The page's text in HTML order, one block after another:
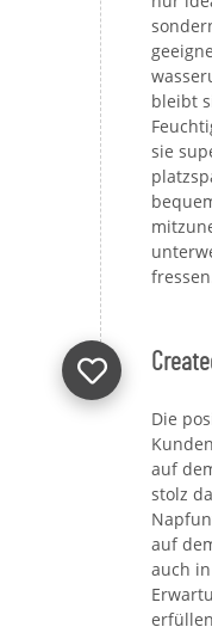
bleibt
sie
Die
auf
stolz
auf
auch